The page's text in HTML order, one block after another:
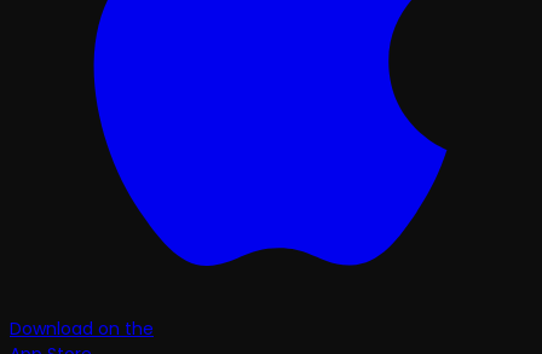
Download on the